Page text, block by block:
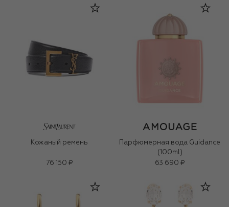
Кожаный ремень
76 150 ₽
Парфюмерная вода Guidance
(100ml)
63 690 ₽